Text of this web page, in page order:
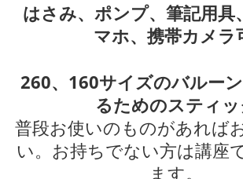
はさみ、ポンプ、筆記用具
マホ、携帯カメラ
260、160サイズのバルー
るためのスティッ
普段お使いのものがあれば
い。お持ちでない方は講座
ます。